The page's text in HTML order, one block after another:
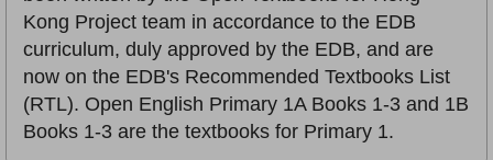
Kong Project team in accordance to the EDB
curriculum, duly approved by the EDB, and are
now on the EDB's Recommended Textbooks List
(RTL). Open English Primary 1A Books 1-3 and 1B
Books 1-3 are the textbooks for Primary 1.